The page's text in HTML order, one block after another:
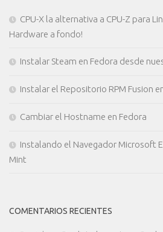
CPU-X la alternativa a CPU-Z para
Hardware a fondo!
Instalar Steam en Fedora desde
Instalar el Repositorio RPM Fusion
Cambiar el Hostname en Fedora
Instalando el Navegador Microsoft
Mint
COMENTARIOS RECIENTES